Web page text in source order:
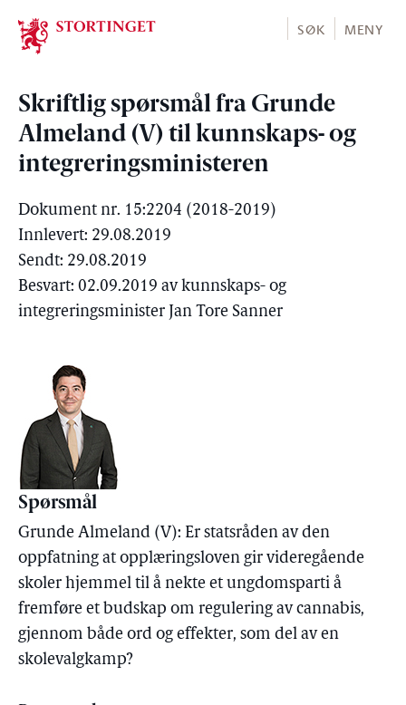
Stortinget.no
SØK MENY
Skriftlig spørsmål fra Grunde
Almeland (V) til kunnskaps- og
integreringsministeren
Dokument nr. 15:2204 (2018-2019)
Innlevert: 29.08.2019
Sendt: 29.08.2019
Besvart: 02.09.2019 av kunnskaps- og
integreringsminister Jan Tore Sanner
Spørsmål
Grunde Almeland (V): Er statsråden av den
oppfatning at opplæringsloven gir videregående
skoler hjemmel til å nekte et ungdomsparti å
fremføre et budskap om regulering av cannabis,
gjennom både ord og effekter, som del av en
skolevalgkamp?